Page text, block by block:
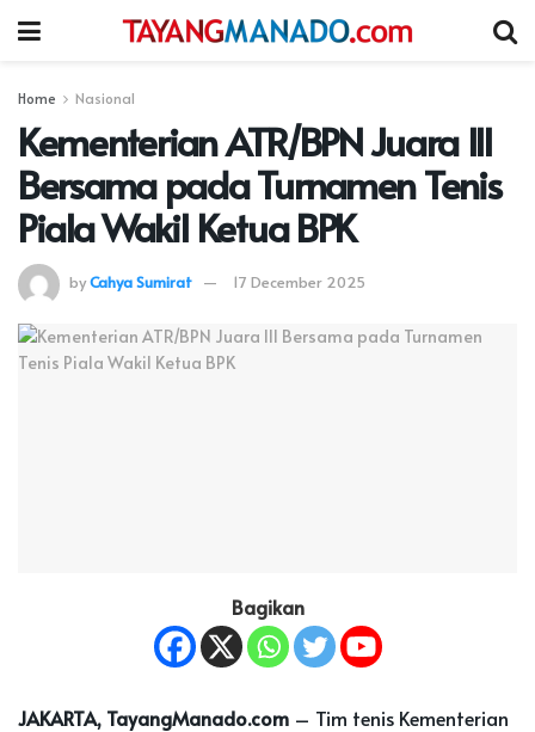
Home Nasional
Kementerian ATR/BPN Juara III
Bersama pada Turnamen Tenis
Piala Wakil Ketua BPK
byCahya Sumirat 17 December 2025
Bagikan
JAKARTA, TayangManado.com – Tim tenis Kementerian